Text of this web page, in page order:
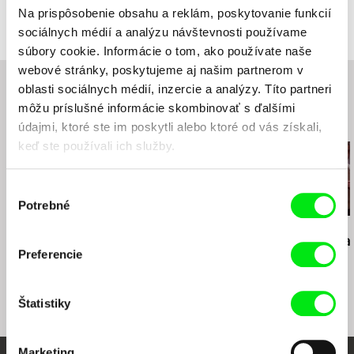
Na prispôsobenie obsahu a reklám, poskytovanie funkcií
sociálnych médií a analýzu návštevnosti používame
súbory cookie. Informácie o tom, ako používate naše
webové stránky, poskytujeme aj našim partnerom v
oblasti sociálnych médií, inzercie a analýzy. Títo partneri
môžu príslušné informácie skombinovať s ďalšími
údajmi, ktoré ste im poskytli alebo ktoré od vás získali,
keď ste používali ich služby.
súhlasu
Potrebné
Preferencie
Štatistiky
170 00 Praha 7
Česko
web:http://www.aerofilms.cz
tel: +420 224 947 566
e-mail:info@aerofilms.cz
Súvisiace filmy (20)
Smrť šitá